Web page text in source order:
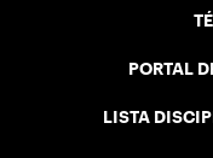
PORTAL
LISTA